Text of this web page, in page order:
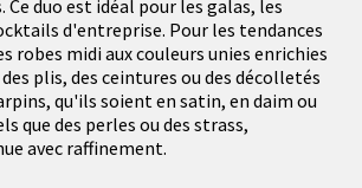
Ce duo est idéal pour les galas, les
d'entreprise. Pour les tendances
robes midi aux couleurs unies enrichies
plis, des ceintures ou des décolletés
qu'ils soient en satin, en daim ou
que des perles ou des strass,
avec raffinement.